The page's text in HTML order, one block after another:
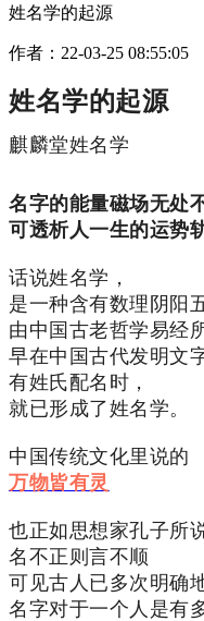
姓名学的起源
作者： 22-03-25 08:55:05
姓名学的起源
麒麟堂姓名学
名字的能量磁场无处
可透析人一生的运势
话说姓名学，
是一种含有数理阴阳
由中国古老哲学易经
早在中国古代发明文
有姓氏配名时，
就已形成了姓名学。
中国传统文化里说的
万物皆有灵
也正如思想家孔子所
名不正则言不顺
可见古人已多次明确
名字对于一个人是有